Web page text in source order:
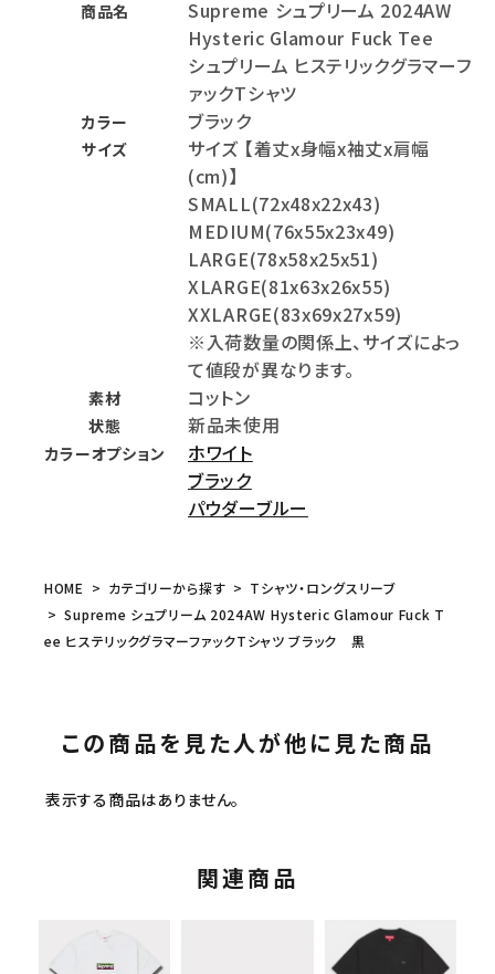
商品名
Supreme シュプリーム 2024AW
Hysteric Glamour Fuck Tee
シュプリーム ヒステリックグラマーフ
ァックTシャツ
カラー ブラック
サイズ
サイズ 【着丈x身幅x袖丈x肩幅
(cm)】
SMALL(72x48x22x43)
MEDIUM(76x55x23x49)
LARGE(78x58x25x51)
XLARGE(81x63x26x55)
XXLARGE(83x69x27x59)
※入荷数量の関係上、サイズによっ
て値段が異なります。
素材 コットン
状態 新品未使用
カラーオプション
ホワイト
ブラック
パウダーブルー
HOME カテゴリーから探す
Tシャツ・ロングスリーブ
Supreme シュプリーム 2024AW Hysteric Glamour Fuck T
ee ヒステリックグラマーファックTシャツ ブラック 黒
この商品を見た人が他に見た商品
表示する商品はありません。
関連商品